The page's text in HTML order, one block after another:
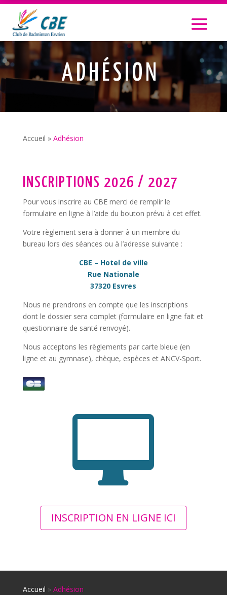
ADHÉSION
Accueil » Adhésion
INSCRIPTIONS 2026 / 2027
Pour vous inscrire au CBE merci de remplir le
formulaire en ligne à l’aide du bouton prévu à cet effet.
Votre règlement sera à donner à un membre du
bureau lors des séances ou à l’adresse suivante :
CBE – Hotel de ville
Rue Nationale
37320 Esvres
Nous ne prendrons en compte que les inscriptions
dont le dossier sera complet (formulaire en ligne fait et
questionnaire de santé renvoyé).
Nous acceptons les règlements par carte bleue (en
ligne et au gymnase), chèque, espèces et ANCV-Sport.

INSCRIPTION EN LIGNE ICI
Accueil » Adhésion